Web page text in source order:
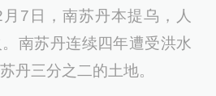
7日，南苏丹本提乌，人
南苏丹连续四年遭受洪水
丹三分之二的土地。